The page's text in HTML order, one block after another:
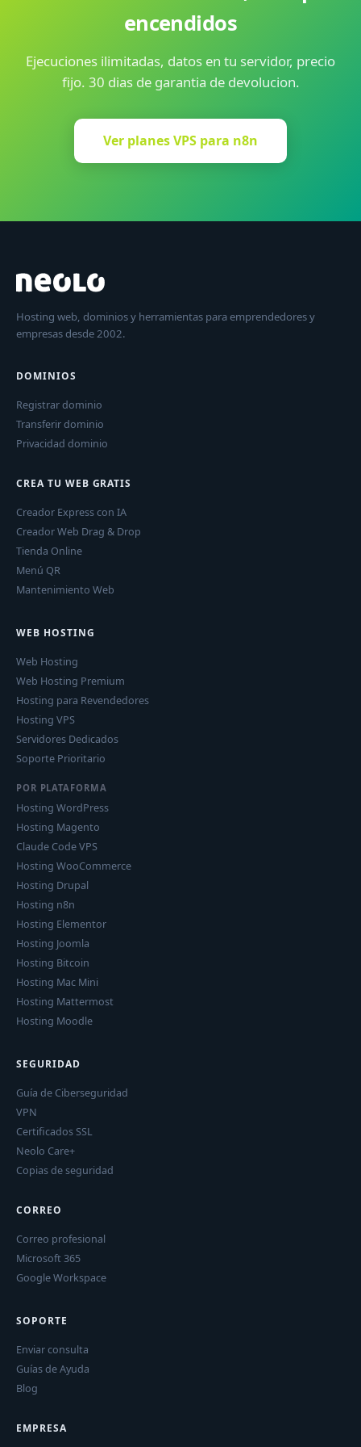
encendidos
Ejecuciones ilimitadas, datos en tu servidor, precio
fijo. 30 dias de garantia de devolucion.
Ver planes VPS para n8n
Hosting web, dominios y herramientas para emprendedores y
empresas desde 2002.
DOMINIOS
Registrar dominio
Transferir dominio
Privacidad dominio
CREA TU WEB GRATIS
Creador Express con IA
Creador Web Drag & Drop
Tienda Online
Menú QR
Mantenimiento Web
WEB HOSTING
Web Hosting
Web Hosting Premium
Hosting para Revendedores
Hosting VPS
Servidores Dedicados
Soporte Prioritario
POR PLATAFORMA
Hosting WordPress
Hosting Magento
Claude Code VPS
Hosting WooCommerce
Hosting Drupal
Hosting n8n
Hosting Elementor
Hosting Joomla
Hosting Bitcoin
Hosting Mac Mini
Hosting Mattermost
Hosting Moodle
SEGURIDAD
Guía de Ciberseguridad
VPN
Certificados SSL
Neolo Care+
Copias de seguridad
CORREO
Correo profesional
Microsoft 365
Google Workspace
SOPORTE
Enviar consulta
Guías de Ayuda
Blog
EMPRESA